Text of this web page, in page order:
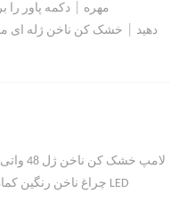
مهره
|دکمه پاور را
دهید
خشک کن ناخن ژله ای
لامپ خشک کن ناخن ژل 48 واتی Sun Uv ژل نور
LED چراغ ناخن رنگین کمان بزرگ